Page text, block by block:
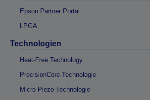
Epson Partner Portal
LPGA
Technologien
Heat-Free Technology
PrecisionCore-Technologie
Micro Piezo-Technologie